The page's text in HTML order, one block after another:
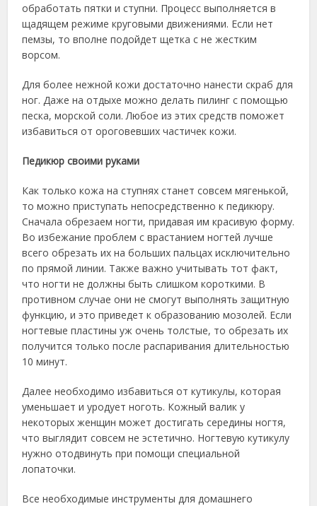
обработать пятки и ступни. Процесс выполняется в
щадящем режиме круговыми движениями. Если нет
пемзы, то вполне подойдет щетка с не жестким
ворсом.
Для более нежной кожи достаточно нанести скраб для
ног. Даже на отдыхе можно делать пилинг с помощью
песка, морской соли. Любое из этих средств поможет
избавиться от ороговевших частичек кожи.
Педикюр своими руками
Как только кожа на ступнях станет совсем мягенькой,
то можно приступать непосредственно к педикюру.
Сначала обрезаем ногти, придавая им красивую форму.
Во избежание проблем с врастанием ногтей лучше
всего обрезать их на больших пальцах исключительно
по прямой линии. Также важно учитывать тот факт,
что ногти не должны быть слишком короткими. В
противном случае они не смогут выполнять защитную
функцию, и это приведет к образованию мозолей. Если
ногтевые пластины уж очень толстые, то обрезать их
получится только после распаривания длительностью
10 минут.
Далее необходимо избавиться от кутикулы, которая
уменьшает и уродует ноготь. Кожный валик у
некоторых женщин может достигать середины ногтя,
что выглядит совсем не эстетично. Ногтевую кутикулу
нужно отодвинуть при помощи специальной
лопаточки.
Все необходимые инструменты для домашнего